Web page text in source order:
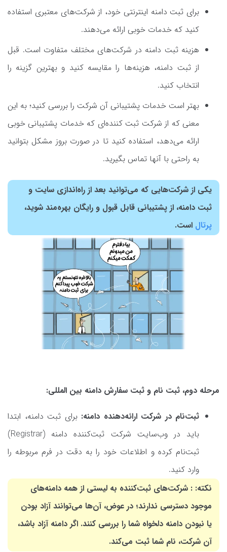
برای ثبت دامنه اینترنتی خود، از شرکت‌های معتبری استفاده
کنید که خدمات خوبی ارائه می‌دهند.
هزینه‌ ثبت دامنه در شرکت‌های مختلف متفاوت است. قبل
از ثبت دامنه، هزینه‌ها را مقایسه کنید و بهترین گزینه را
انتخاب کنید.
بهتر است خدمات پشتیبانی آن شرکت را بررسی کنید؛ به این
معنی که از شرکت ثبت کننده‌ای که خدمات پشتیبانی خوبی
ارائه می‌دهد، استفاده کنید تا در صورت بروز مشکل بتوانید
به راحتی با آنها تماس بگیرید.
یکی از شرکت‌هایی که می‌توانید بعد از راه‌اندازی سایت و
ثبت دامنه، از پشتیبانی قابل قبول و رایگان بهره‌مند شوید،
پرتال است.
مرحله دوم، ثبت نام و ثبت سفارش دامنه بین المللی:
ثبت‌نام در شرکت‌ ارائه‌دهنده دامنه:برای ثبت دامنه، ابتدا
باید در وب‌سایت شرکت ثبت‌کننده دامنه (Registrar)
ثبت‌نام کرده و اطلاعات خود را به دقت در فرم مربوطه را
وارد کنید.
نکته: : شرکت‌های ثبت‌کننده به لیستی از همه دامنه‌های
موجود دسترسی ندارند؛ در عوض، آن‌ها می‌توانند آزاد بودن
یا نبودن دامنه دلخواه شما را بررسی کنند. اگر دامنه آزاد باشد،
آن شرکت، نام شما ثبت می‌کند.